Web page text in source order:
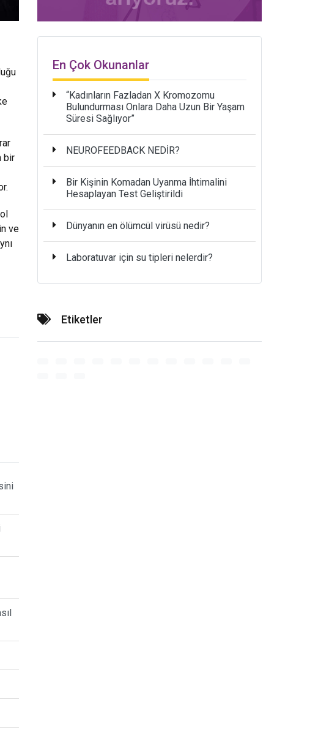
bir
ve
En Çok Okunanlar
“Kadınların Fazladan X Kromozomu
Bulundurması Onlara Daha Uzun Bir Yaşam
Süresi Sağlıyor”
NEUROFEEDBACK NEDİR?
Bir Kişinin Komadan Uyanma İhtimalini
Hesaplayan Test Geliştirildi
Dünyanın en ölümcül virüsü nedir?
Laboratuvar için su tipleri nelerdir?
Etiketler